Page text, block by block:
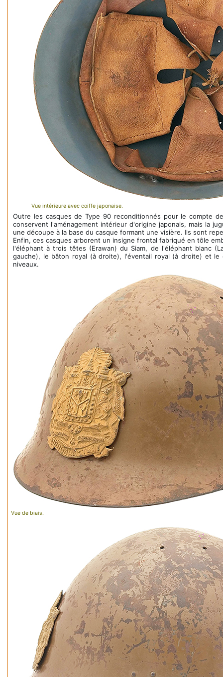
Vue intérieure avec coiffe japonaise.
Outre les casques de Type 90 reconditionnés pour le compte
conservent l'aménagement intérieur d'origine japonais, mais la
une découpe à la base du casque formant une visière. Ils sont
Enfin, ces casques arborent un insigne frontal fabriqué en tôle
l'éléphant à trois têtes (Erawan) du Siam, de l'éléphant blanc
gauche), le bâton royal (à droite), l'éventail royal (à droite) et
niveaux.
Vue de biais.